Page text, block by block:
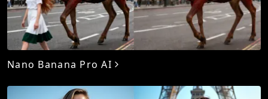
Nano Banana Pro AI